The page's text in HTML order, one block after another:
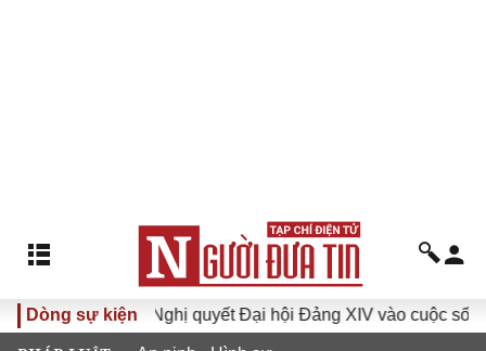
Dòng sự kiện
Đưa Nghị quyết Đại hội Đảng XIV vào cuộc sống